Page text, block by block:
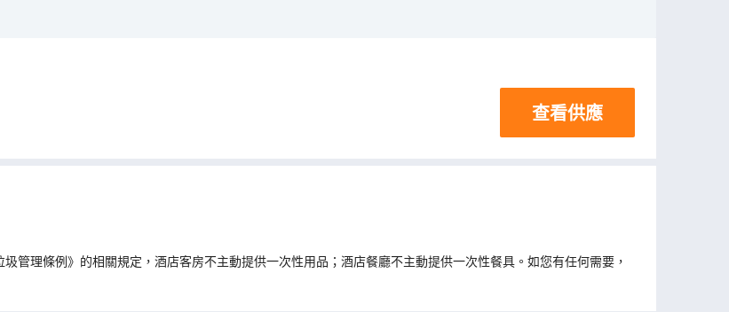
查看供應
管理條例》的相關規定，酒店客房不主動提供一次性用品；酒店餐廳不主動提供一次性餐具。如您有任何需要，